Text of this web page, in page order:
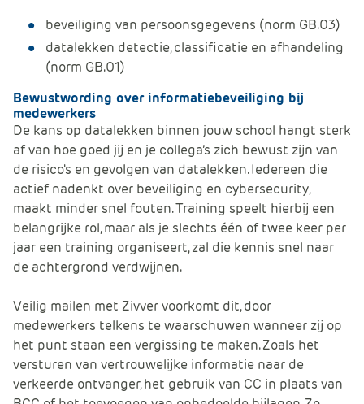
beveiliging van persoonsgegevens (norm GB.03)
datalekken detectie, classificatie en afhandeling
(norm GB.01)
Bewustwording over informatiebeveiliging bij
medewerkers
De kans op datalekken binnen jouw school hangt sterk
af van hoe goed jij en je collega’s zich bewust zijn van
de risico's en gevolgen van datalekken. Iedereen die
actief nadenkt over beveiliging en cybersecurity,
maakt minder snel fouten. Training speelt hierbij een
belangrijke rol, maar als je slechts één of twee keer per
jaar een training organiseert, zal die kennis snel naar
de achtergrond verdwijnen.
Veilig mailen met Zivver voorkomt dit, door
medewerkers telkens te waarschuwen wanneer zij op
het punt staan een vergissing te maken. Zoals het
versturen van vertrouwelijke informatie naar de
verkeerde ontvanger, het gebruik van CC in plaats van